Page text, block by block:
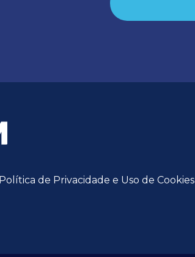
Política de Privacidade e Uso de Cookies